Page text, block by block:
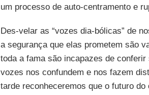
um processo de auto-centramento e
Des-velar as “vozes dia-bólicas” de
a segurança que elas prometem são
toda a fama são incapazes de
vozes nos confundem e nos fazem
tarde reconheceremos que o futuro